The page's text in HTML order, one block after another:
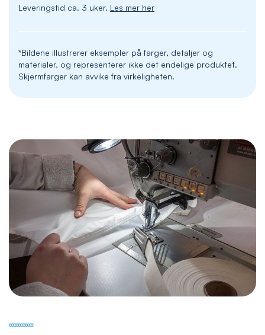
Leveringstid ca. 3 uker. Les mer her
*Bildene illustrerer eksempler på farger, detaljer og
materialer, og representerer ikke det endelige produktet.
Skjermfarger kan avvike fra virkeligheten.